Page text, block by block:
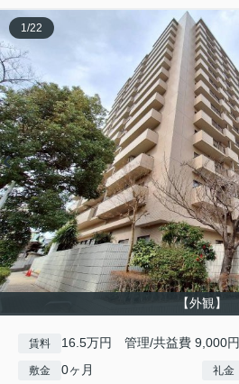
【外観】
1/22
賃料 16.5万円 管理/共益費 9,000円
敷金 0ヶ月 礼金